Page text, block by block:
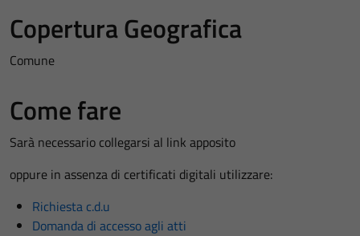
Copertura Geografica
Comune
Come fare
Sarà necessario collegarsi al link apposito
oppure in assenza di certificati digitali utilizzare:
Richiesta c.d.u
Domanda di accesso agli atti